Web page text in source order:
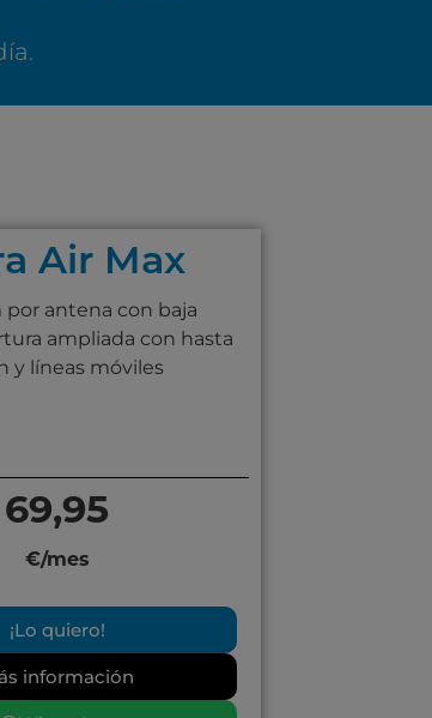
Air Max
antena con baja
ampliada con hasta
y líneas móviles
69,95
€/mes
¡Lo quiero!
información